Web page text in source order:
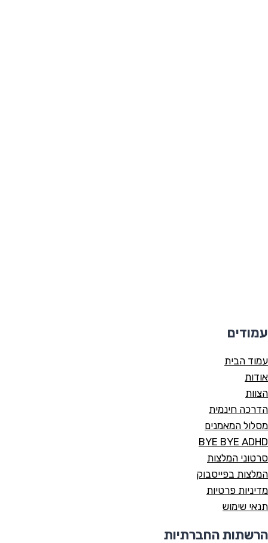
עמודים
עמוד הבית
אודות
הצוות
הדרכה חינמית
מסלול המאמנים
BYE BYE ADHD
סרטוני המלצות
המלצות בפייסבוק
מדיניות פרטיות
תנאי שימוש
הרשתות החברתיות